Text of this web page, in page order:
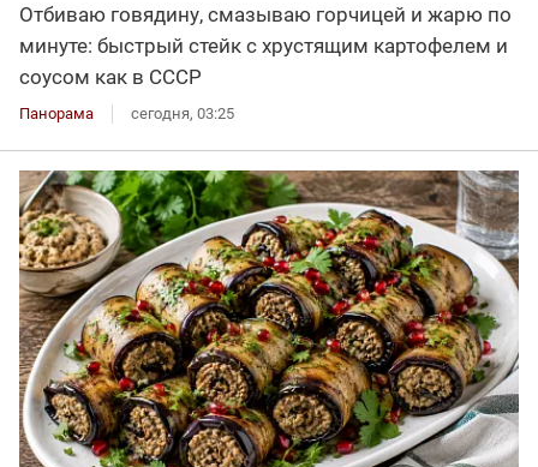
Отбиваю говядину, смазываю горчицей и жарю по
минуте: быстрый стейк с хрустящим картофелем и
соусом как в СССР
Панорама сегодня, 03:25